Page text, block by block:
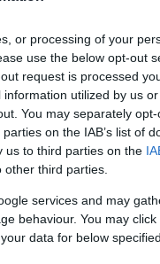
or processing of your
use the below opt-out
request is processed
utilized by us
You may separately
on the IAB’s list of
us to third parties on the
third parties.
services and may
behaviour. You may
data for below
μιας
να
16:23
16:15
16:13